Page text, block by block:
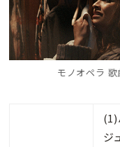
モノオペラ
(1)
ジ